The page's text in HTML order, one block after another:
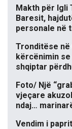
Makth për Igli
Baresit,
personale në
Tronditëse në
kërcënimin
shqiptar
Foto/ Një
vjeçare
ndaj…
Vendim i